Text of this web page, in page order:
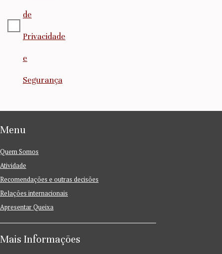
de
Privacidade
e
Segurança
Menu
Quem Somos
Atividade
Recomendações e outras decisões
Relações internacionais
Apresentar Queixa
Mais Informações